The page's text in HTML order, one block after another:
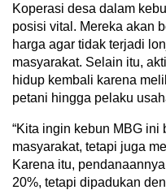
Koperasi desa dalam
posisi vital. Mereka akan
harga agar tidak terjadi
masyarakat. Selain itu,
hidup kembali karena
petani hingga pelaku
“Kita ingin kebun MBG
masyarakat, tetapi juga
Karena itu,
20%, tetapi dipadukan